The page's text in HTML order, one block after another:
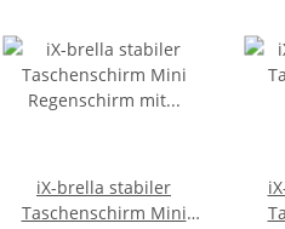
iX-brella stabiler
Taschenschirm Mini